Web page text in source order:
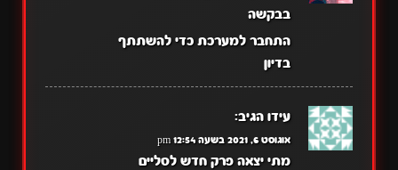
בבקשה
התחבר למערכת כדי להשתתף
בדיון
עידו הגיב:
אוגוסט 6, 2021 בשעה 12:54 pm
מתי יצאה פרק חדש לסליים